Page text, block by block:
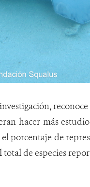
hacer más
porcentaje de
de especies